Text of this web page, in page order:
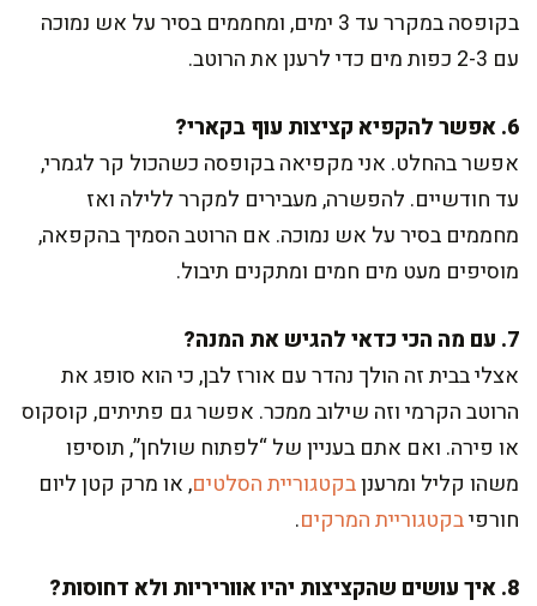
בקופסה במקרר עד 3 ימים, ומחממים בסיר על אש נמוכה
עם 2-3 כפות מים כדי לרענן את הרוטב.
6. אפשר להקפיא קציצות עוף בקארי?
אפשר בהחלט. אני מקפיאה בקופסה כשהכול קר לגמרי,
עד חודשיים. להפשרה, מעבירים למקרר ללילה ואז
מחממים בסיר על אש נמוכה. אם הרוטב הסמיך בהקפאה,
מוסיפים מעט מים חמים ומתקנים תיבול.
7. עם מה הכי כדאי להגיש את המנה?
אצלי בבית זה הולך נהדר עם אורז לבן, כי הוא סופג את
הרוטב הקרמי וזה שילוב ממכר. אפשר גם פתיתים, קוסקוס
או פירה. ואם אתם בעניין של “לפתוח שולחן”, תוסיפו
משהו קליל ומרענןבקטגוריית הסלטים, או מרק קטן ליום
חורפיבקטגוריית המרקים.
8. איך עושים שהקציצות יהיו אווריריות ולא דחוסות?